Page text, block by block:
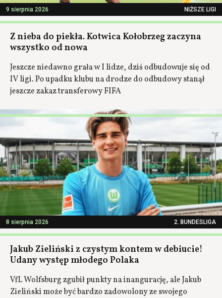
9 sierpnia 2026 NIŻSZE LIGI
Z nieba do piekła. Kotwica Kołobrzeg zaczyna
wszystko od nowa
Jeszcze niedawno grała w I lidze, dziś odbudowuje się od
IV ligi. Po upadku klubu na drodze do odbudowy stanął
jeszcze zakaz transferowy FIFA
8 sierpnia 2026 2. BUNDESLIGA
Jakub Zieliński z czystym kontem w debiucie!
Udany występ młodego Polaka
VfL Wolfsburg zgubił punkty na inangurację, ale Jakub
Zieliński może być bardzo zadowolony ze swojego